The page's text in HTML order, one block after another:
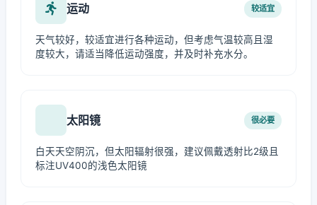
运动 较适宜
天气较好，较适宜进行各种运动，但考虑气温较高且湿
度较大，请适当降低运动强度，并及时补充水分。
太阳镜 很必要
白天天空阴沉，但太阳辐射很强，建议佩戴透射比2级且
标注UV400的浅色太阳镜